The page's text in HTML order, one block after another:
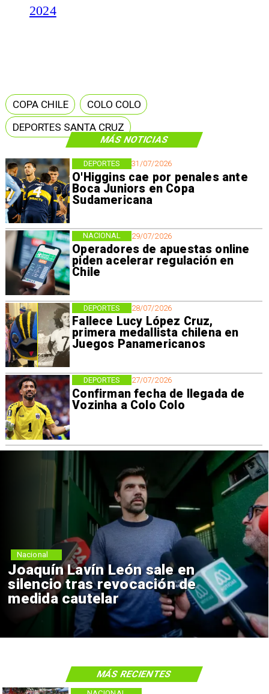
MÁS NOTICIAS
31/07/2026
O'Higgins cae por penales ante
Boca Juniors en Copa
Sudamericana
DEPORTES
29/07/2026
Operadores de apuestas online
piden acelerar regulación en
Chile
NACIONAL
28/07/2026
Fallece Lucy López Cruz,
primera medallista chilena en
Juegos Panamericanos
DEPORTES
27/07/2026
Confirman fecha de llegada de
Vozinha a Colo Colo
DEPORTES
2024
COPA CHILE
COLO COLO
DEPORTES SANTA CRUZ
Lavín León sale en
tras revocación de
cautelar
MÁS RECIENTES